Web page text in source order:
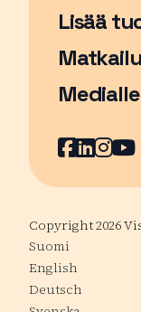
Lisää
Medialle
Facebook
Sivu
Sivu
Sivu
Copyright 2026
Suomi
English
Deutsch